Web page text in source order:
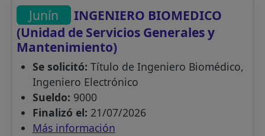
Junín
INGENIERO BIOMEDICO
(Unidad de Servicios Generales y
Mantenimiento)
Se solicitó: Título de Ingeniero Biomédico,
Ingeniero Electrónico
Sueldo: 9000
Finalizó el: 21/07/2026
Más información